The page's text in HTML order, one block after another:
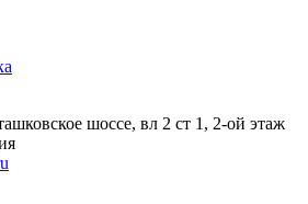
шоссе, вл 2 ст 1, 2-ой этаж